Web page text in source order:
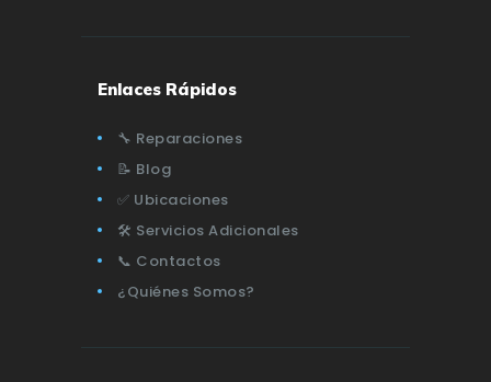
Enlaces Rápidos
🔧 Reparaciones
📝 Blog
✅ Ubicaciones
🛠️ Servicios Adicionales
📞 Contactos
¿Quiénes Somos?